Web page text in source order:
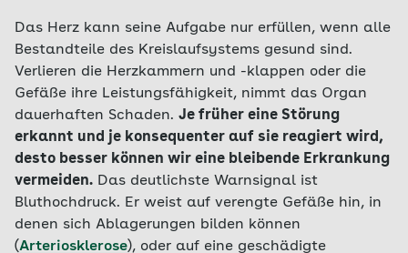
Das Herz kann seine Aufgabe nur erfüllen, wenn alle
Bestandteile des Kreislaufsystems gesund sind.
Verlieren die Herzkammern und -klappen oder die
Gefäße ihre Leistungsfähigkeit, nimmt das Organ
dauerhaften Schaden. Je früher eine Störung
erkannt und je konsequenter auf sie reagiert wird,
desto besser können wir eine bleibende Erkrankung
vermeiden. Das deutlichste Warnsignal ist
Bluthochdruck. Er weist auf verengte Gefäße hin, in
denen sich Ablagerungen bilden können
(Arteriosklerose), oder auf eine geschädigte